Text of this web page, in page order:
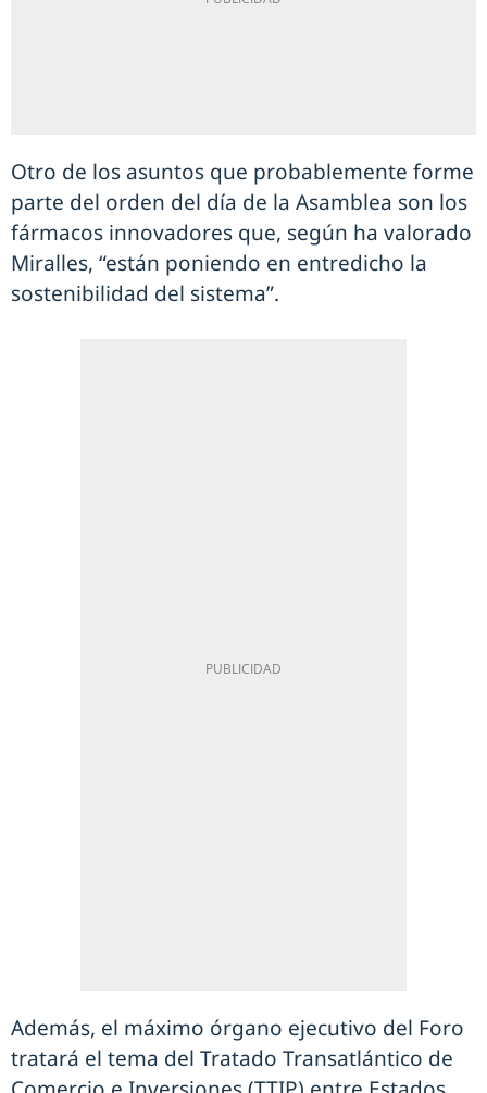
Otro de los asuntos que probablemente forme
parte del orden del día de la Asamblea son los
fármacos innovadores que, según ha valorado
Miralles, “están poniendo en entredicho la
sostenibilidad del sistema”.
Además, el máximo órgano ejecutivo del Foro
tratará el tema del Tratado Transatlántico de